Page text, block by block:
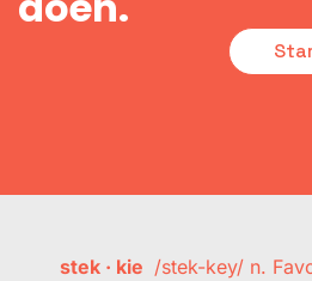
stek · kie /stek-key/ n.